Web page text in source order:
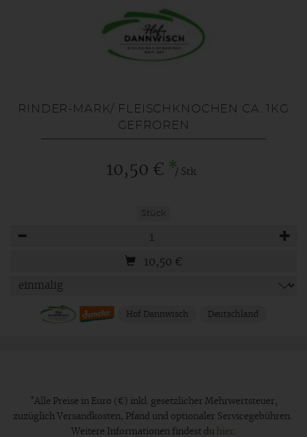
RINDER-MARK/ FLEISCHKNOCHEN CA. 1KG
GEFROREN
10,50 € */ Stk
Stück
10,50 €
Hof Dannwisch Deutschland
*Alle Preise in Euro (€) inkl. gesetzlicher Mehrwertsteuer,
zuzüglich Versandkosten, Pfand und optionaler Servicegebühren.
Weitere Informationen findest du hier.